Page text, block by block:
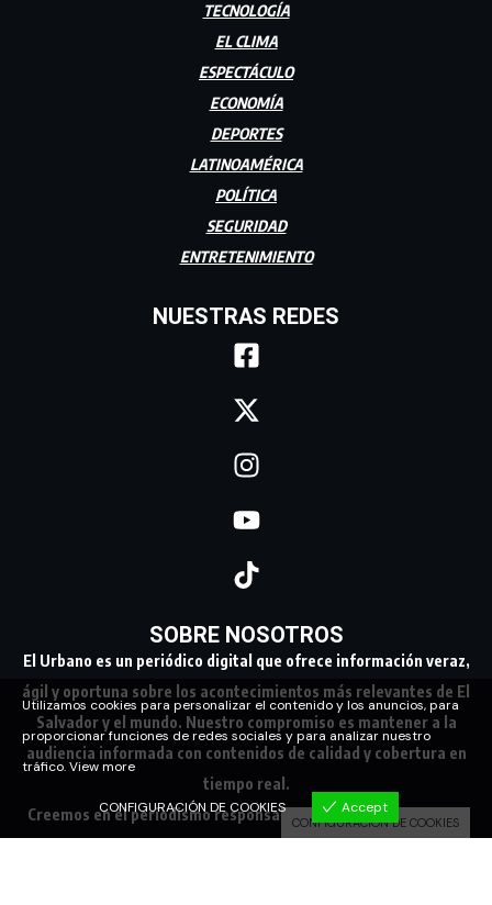
TECNOLOGÍA
EL CLIMA
ESPECTÁCULO
ECONOMÍA
DEPORTES
LATINOAMÉRICA
POLÍTICA
SEGURIDAD
ENTRETENIMIENTO
NUESTRAS REDES
SOBRE NOSOTROS
El Urbano es un periódico digital que ofrece información veraz,
ágil y oportuna sobre los acontecimientos más relevantes de El
Salvador y el mundo. Nuestro compromiso es mantener a la
audiencia informada con contenidos de calidad y cobertura en
tiempo real.
Creemos en el periodismo responsable, conectando a nuestra
Utilizamos cookies para personalizar el contenido y los anuncios, para
proporcionar funciones de redes sociales y para analizar nuestro
tráfico.View more
CONFIGURACIÓN DE COOKIES Accept
CONFIGURACIÓN DE COOKIES